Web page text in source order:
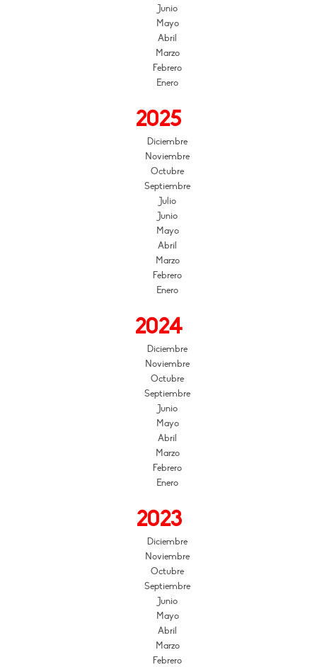
Junio
Mayo
Abril
Marzo
Febrero
Enero
2025
Diciembre
Noviembre
Octubre
Septiembre
Julio
Junio
Mayo
Abril
Marzo
Febrero
Enero
2024
Diciembre
Noviembre
Octubre
Septiembre
Junio
Mayo
Abril
Marzo
Febrero
Enero
2023
Diciembre
Noviembre
Octubre
Septiembre
Junio
Mayo
Abril
Marzo
Febrero